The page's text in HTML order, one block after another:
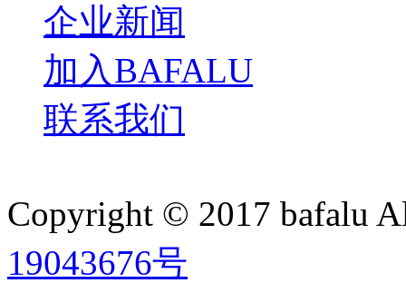
企业新闻
加入BAFALU
联系我们
Copyright © 2017 bafalu
19043676号